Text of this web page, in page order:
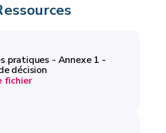
pratiques - Annexe 1 -
décision
fichier